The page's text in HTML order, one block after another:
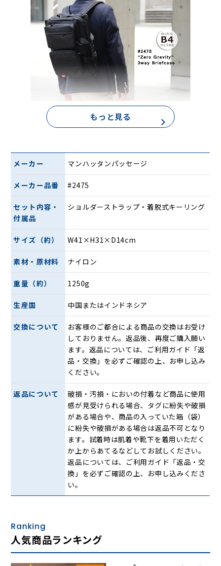
もっと見る
メーカー マンハッタンパッセージ
メーカー品番 #2475
セット内容・
付属品
ショルダーストラップ・着脱式キーリング
サイズ（約） W41×H31×D14cm
素材・原材料 ナイロン
重量（約） 1250g
生産国 中国またはインドネシア
交換について
お客様のご都合による商品の交換はお受け
しておりません。返品後、再度ご購入願い
ます。返品については、ご利用ガイド「返
品・交換」を必ずご確認の上、お申し込み
ください。
返品について
破損・汚損・においの付着など商品に使用
感が見受けられる場合、タグに紛失や破損
がある場合や、商品の入っていた箱（袋）
に紛失や破損がある場合は返品不可となり
ます。試着時は肌着や靴下を着用いただく
か上からあてるなどしてお試しください。
返品については、ご利用ガイド「返品・交
換」を必ずご確認の上、お申し込みくださ
い。
Ranking
人気商品ランキング